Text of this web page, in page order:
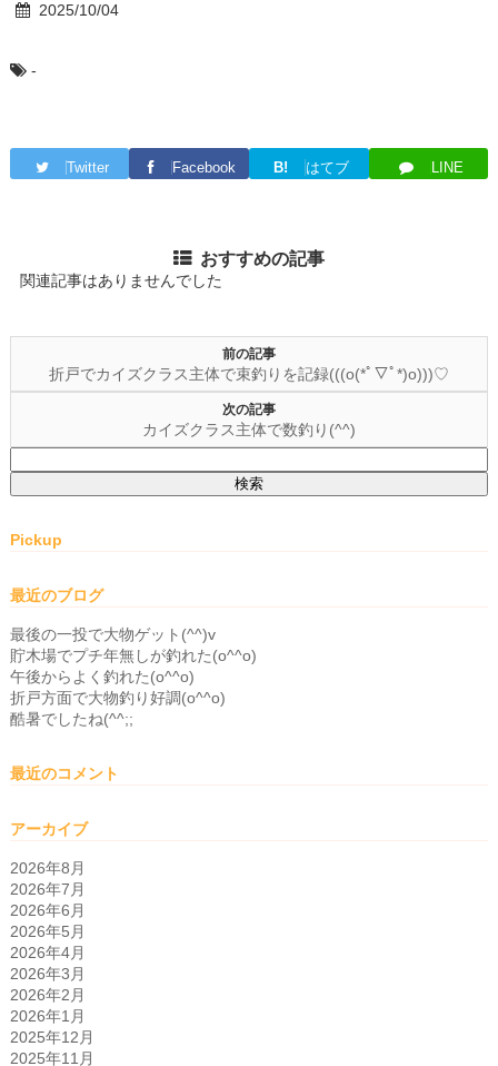
2025/10/04
-
Twitter Facebook B! はてブ LINE
おすすめの記事
関連記事はありませんでした
前の記事
折戸でカイズクラス主体で束釣りを記録(((o(*ﾟ▽ﾟ*)o)))♡
次の記事
カイズクラス主体で数釣り(^^)
索:
Pickup
最近のブログ
最後の一投で大物ゲット(^^)v
貯木場でプチ年無しが釣れた(o^^o)
午後からよく釣れた(o^^o)
折戸方面で大物釣り好調(o^^o)
酷暑でしたね(^^;;
最近のコメント
アーカイブ
2026年8月
2026年7月
2026年6月
2026年5月
2026年4月
2026年3月
2026年2月
2026年1月
2025年12月
2025年11月